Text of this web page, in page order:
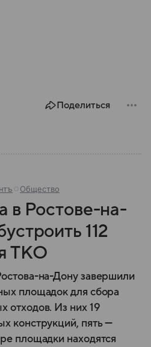
Поделиться
Общество
в Ростове-на-
112
ТКО
на-Дону завершили
площадок для сбора
отходов. Из них 19
конструкций, пять —
площадки находятся